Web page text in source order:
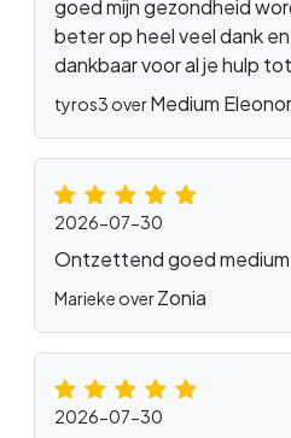
goed mijn gezondheid
beter op heel veel dank
dankbaar voor al je hulp
tyros3 overMedium
2026-07-30
Ontzettend goed
Marieke overZonia
2026-07-30